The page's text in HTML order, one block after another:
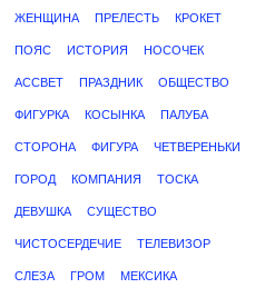
ЖЕНЩИНА ПРЕЛЕСТЬ КРОКЕТ
ПОЯС ИСТОРИЯ НОСОЧЕК
АССВЕТ ПРАЗДНИК ОБЩЕСТВО
ФИГУРКА КОСЫНКА ПАЛУБА
СТОРОНА ФИГУРА ЧЕТВЕРЕНЬКИ
ГОРОД КОМПАНИЯ ТОСКА
ДЕВУШКА СУЩЕСТВО
ЧИСТОСЕРДЕЧИЕ ТЕЛЕВИЗОР
СЛЕЗА ГРОМ МЕКСИКА